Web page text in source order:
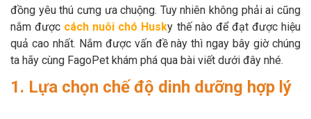
Dịch vụ cắt tỉa lông chó
mèo
Dịch vụ huấn luyện chó
Dịch vụ mua bán chó
Dịch vụ phối giống chó
đồng yêu thú cưng ưa chuộng. Tuy nhiên không phải ai cũng
nắm được cách nuôi chó Husky thế nào để đạt được hiệu
quả cao nhất. Nắm được vấn đề này thì ngay bây giờ chúng
ta hãy cùng FagoPet khám phá qua bài viết dưới đây nhé.
1. Lựa chọn chế độ dinh dưỡng hợp lý